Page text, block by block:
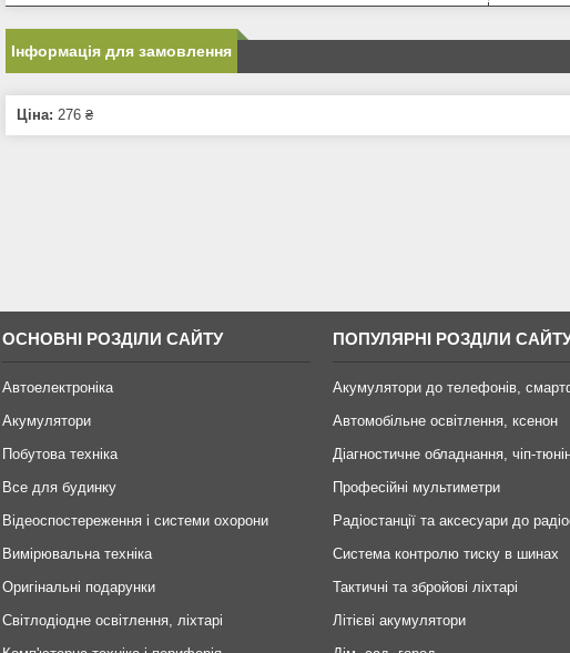
Інформація для замовлення
Ціна: 276 ₴
ОСНОВНІ РОЗДІЛИ САЙТУ
Автоелектроніка
Акумулятори
Побутова техніка
Все для будинку
Відеоспостереження і системи охорони
Вимірювальна техніка
Оригінальні подарунки
Світлодіодне освітлення, ліхтарі
ПОПУЛЯРНІ РОЗДІЛИ
Акумулятори до телефонів,
Автомобільне освітлення, ксенон
Діагностичне обладнання, чіп-
Професійні мультиметри
Радіостанції та аксесуари до
Система контролю тиску в шинах
Тактичні та збройові ліхтарі
Літієві акумулятори